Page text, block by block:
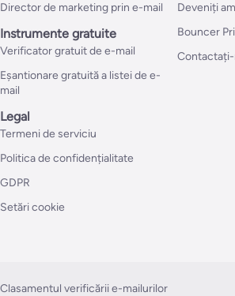
Director de marketing prin e-mail
Instrumente gratuite
Verificator gratuit de e-mail
Eșantionare gratuită a listei de e-
mail
Deveniți
Bouncer
Legal
Termeni de serviciu
Politica de confidențialitate
GDPR
Setări cookie
Clasamentul verificării e-mailurilor